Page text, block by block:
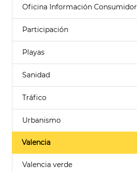
Oficina Información Consumidor
Participación
Playas
Sanidad
Tráfico
Urbanismo
Valencia
Valencia verde